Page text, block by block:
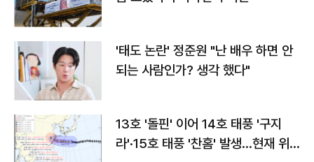
'태도 논란' 정준원 "난 배우 하면 안
되는 사람인가? 생각 했다"
13호 '돌핀' 이어 14호 태풍 '구지
라'·15호 태풍 '찬홈' 발생…현재 위